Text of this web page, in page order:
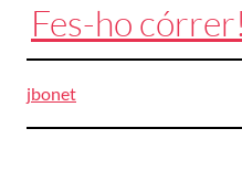
Fes-ho córrer!
jbonet